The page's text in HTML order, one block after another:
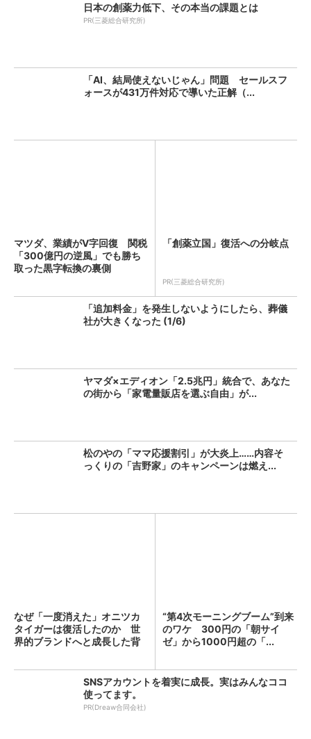
日本の創薬力低下、その本当の課題とは
PR(三菱総合研究所)
「AI、結局使えないじゃん」問題 セールスフ
ォースが431万件対応で導いた正解（...
マツダ、業績がV字回復 関税
「300億円の逆風」でも勝ち
取った黒字転換の裏側
「創薬立国」復活への分岐点
PR(三菱総合研究所)
「追加料金」を発生しないようにしたら、葬儀
社が大きくなった (1/6)
ヤマダ×エディオン「2.5兆円」統合で、あなた
の街から「家電量販店を選ぶ自由」が...
松のやの「ママ応援割引」が大炎上……内容そ
っくりの「吉野家」のキャンペーンは燃え...
なぜ「一度消えた」オニツカ
タイガーは復活したのか 世
界的ブランドへと成長した背
“第4次モーニングブーム”到来
のワケ 300円の「朝サイ
ゼ」から1000円超の「...
SNSアカウントを着実に成長。実はみんなココ
使ってます。
PR(Dreaw合同会社)